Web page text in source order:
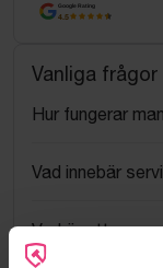
Google Rating
4.5
Vanliga
Hur fungerar
Vad innebär
Vad är ett